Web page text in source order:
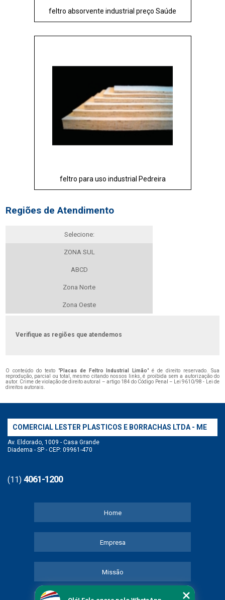
feltro absorvente industrial preço Saúde
feltro para uso industrial Pedreira
Regiões de Atendimento
Selecione:
ZONA SUL
ABCD
Zona Norte
Zona Oeste
Verifique as regiões que atendemos
O conteúdo do texto "Placas de Feltro Industrial Limão" é de direito reservado. Sua
reprodução, parcial ou total, mesmo citando nossos links, é proibida sem a autorização do
autor. Crime de violação de direito autoral – artigo 184 do Código Penal –
Lei 9610/98 - Lei de
direitos autorais
COMERCIAL LESTER PLASTICOS E BORRACHAS LTDA - ME
Av. Eldorado, 1009 - Casa Grande
Diadema - SP - CEP: 09961-470
(11) 4061-1200
Home
Empresa
Missão